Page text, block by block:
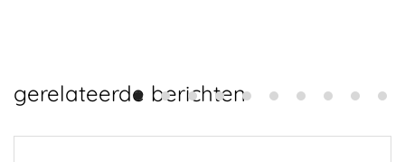
gerelateerde berichten